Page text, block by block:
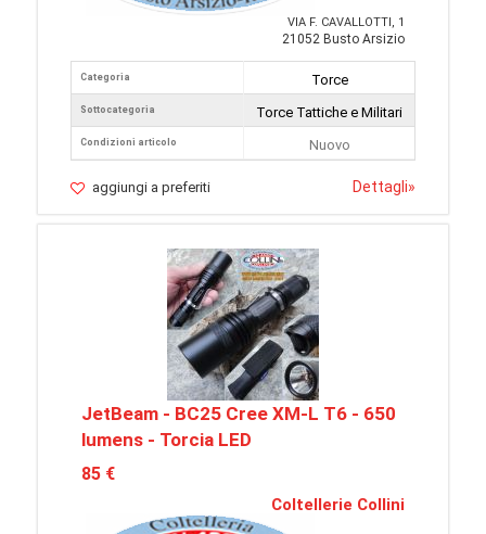
VIA F. CAVALLOTTI, 1
21052 Busto Arsizio
Categoria
Sottocategoria
Condizioni articolo
Torce
Torce Tattiche e Militari
Nuovo
aggiungi a preferiti Dettagli»
JetBeam - BC25 Cree XM-L T6 - 650
lumens - Torcia LED
85 €
Coltellerie Collini